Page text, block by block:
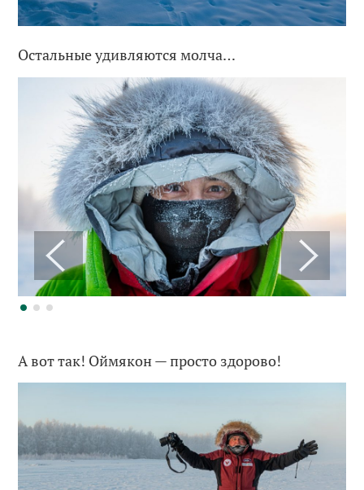
Остальные удивляются молча…
А вот так! Оймякон — просто здорово!